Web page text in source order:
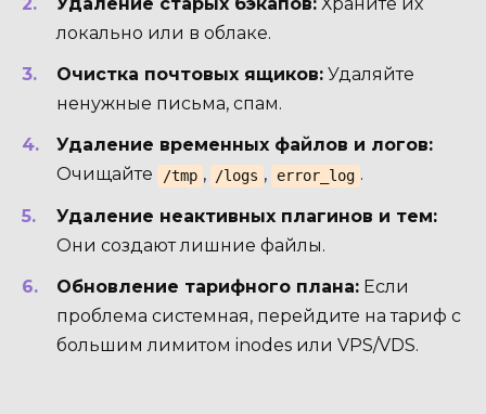
локально или в облаке.
Очистка почтовых ящиков: Удаляйте
ненужные письма, спам.
Удаление временных файлов и логов:
Очищайте
/tmp , /logs , error_log .
Удаление неактивных плагинов и тем:
Они создают лишние файлы.
Обновление тарифного плана: Если
проблема системная, перейдите на тариф с
большим лимитом inodes или VPS/VDS.